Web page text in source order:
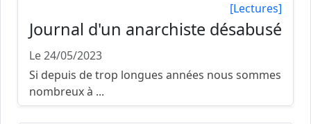
[Lectures]
Journal d'un anarchiste désabusé
Le 24/05/2023
Si depuis de trop longues années nous sommes
nombreux à ...